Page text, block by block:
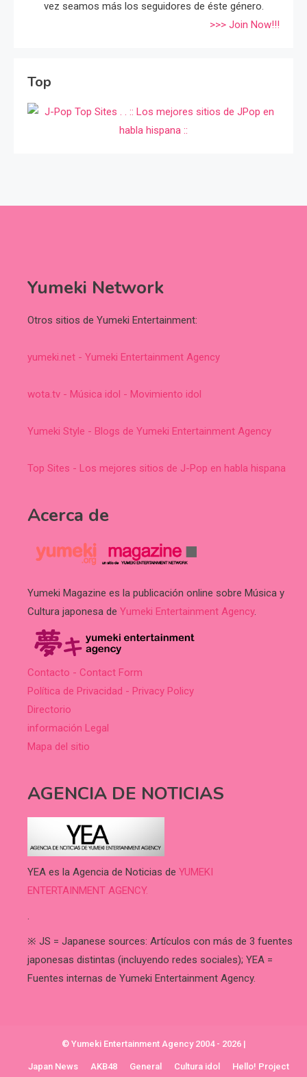
vez seamos más los seguidores de éste género.
>>> Join Now!!!
Top
Yumeki Network
Otros sitios de Yumeki Entertainment:
yumeki.net - Yumeki Entertainment Agency
wota.tv - Música idol - Movimiento idol
Yumeki Style - Blogs de Yumeki Entertainment Agency
Top Sites - Los mejores sitios de J-Pop en habla hispana
Acerca de
Yumeki Magazine es la publicación online sobre Música y
Cultura japonesa de Yumeki Entertainment Agency.
Contacto - Contact Form
Política de Privacidad - Privacy Policy
Directorio
información Legal
Mapa del sitio
AGENCIA DE NOTICIAS
YEA es la Agencia de Noticias de YUMEKI
ENTERTAINMENT AGENCY.
.
※ JS = Japanese sources: Artículos con más de 3 fuentes
japonesas distintas (incluyendo redes sociales); YEA =
Fuentes internas de Yumeki Entertainment Agency.
© Yumeki Entertainment Agency 2004 - 2026 |
Japan News AKB48 General Cultura idol Hello! Project